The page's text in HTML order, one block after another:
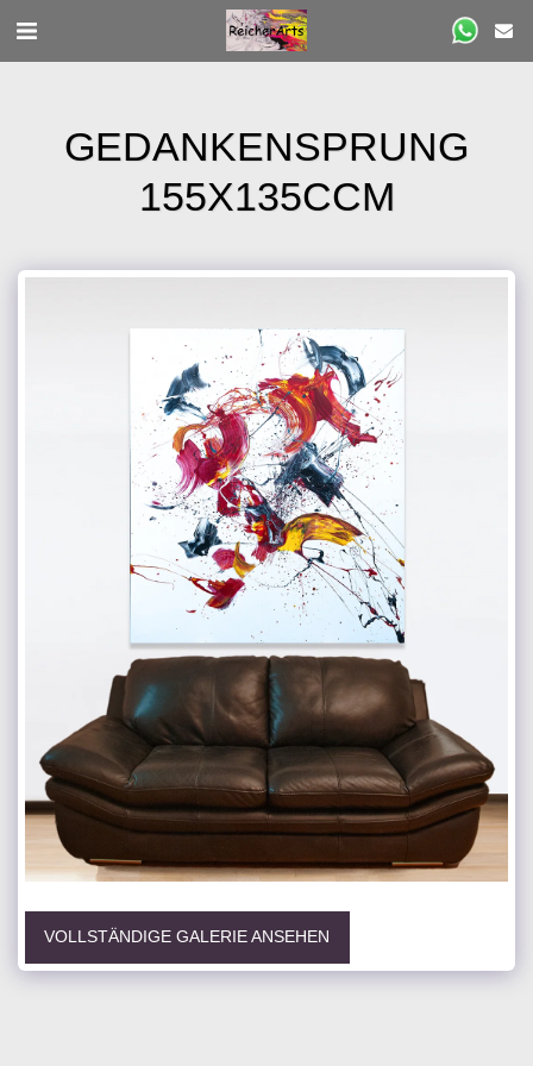
GEDANKENSPRUNG
155X135CCM
VOLLSTÄNDIGE GALERIE ANSEHEN